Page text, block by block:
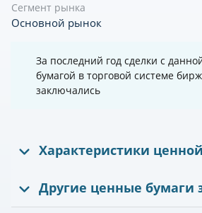
Сегмент рынка
Основной рынок
За последний год сделки с
бумагой в торговой системе
заключались
Характеристики
Другие ценные бумаги